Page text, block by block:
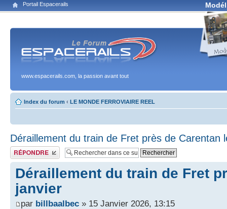
Portail Espacerails
www.espacerails.com, la passion avant tout
Index du forum ‹ LE MONDE FERROVIAIRE REEL
Déraillement du train de Fret près de Carentan
Publier une réponse
Déraillement du train de Fret
janvier
par billbaalbec » 15 Janvier 2026, 13:15